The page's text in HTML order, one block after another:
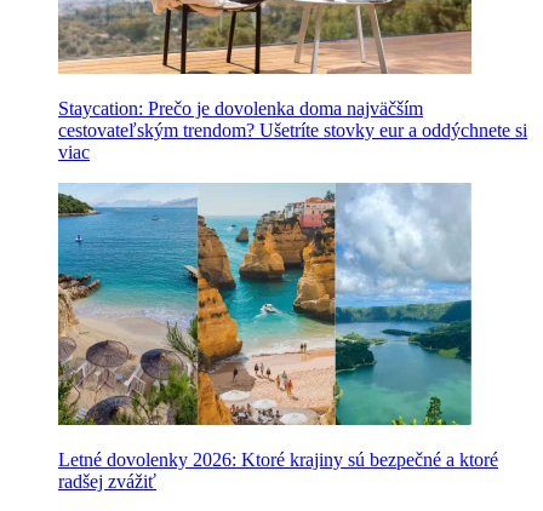
Staycation: Prečo je dovolenka doma najväčším
cestovateľským trendom? Ušetríte stovky eur a oddýchnete si
viac
Letné dovolenky 2026: Ktoré krajiny sú bezpečné a ktoré
radšej zvážiť